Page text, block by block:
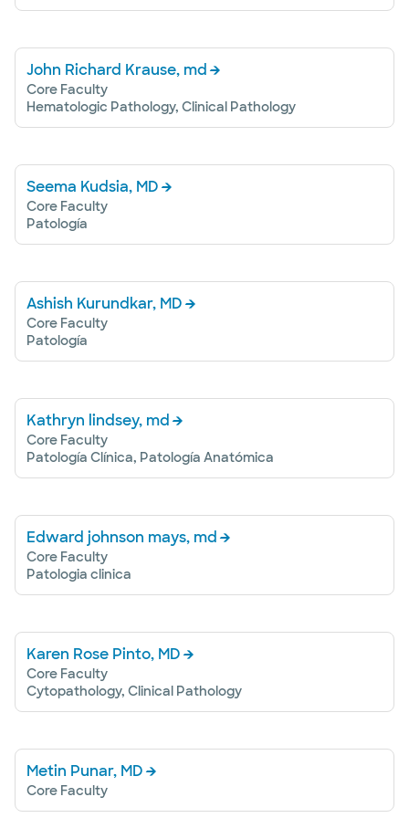
John Richard Krause, md
Core Faculty
Hematologic Pathology, Clinical Pathology
Seema Kudsia, MD
Core Faculty
Patología
Ashish Kurundkar, MD
Core Faculty
Patología
Kathryn lindsey, md
Core Faculty
Patología Clínica, Patología Anatómica
Edward johnson mays, md
Core Faculty
Patologia clinica
Karen Rose Pinto, MD
Core Faculty
Cytopathology, Clinical Pathology
Metin Punar, MD
Core Faculty